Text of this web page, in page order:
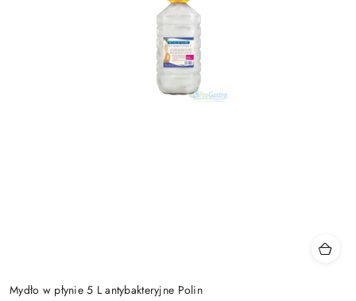
Mydło w płynie 5 L antybakteryjne Polin